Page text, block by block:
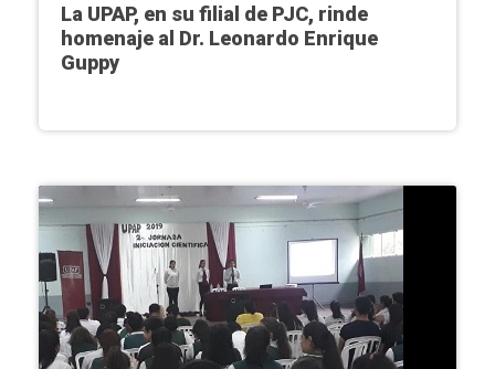
La UPAP, en su filial de PJC, rinde
homenaje al Dr. Leonardo Enrique
Guppy